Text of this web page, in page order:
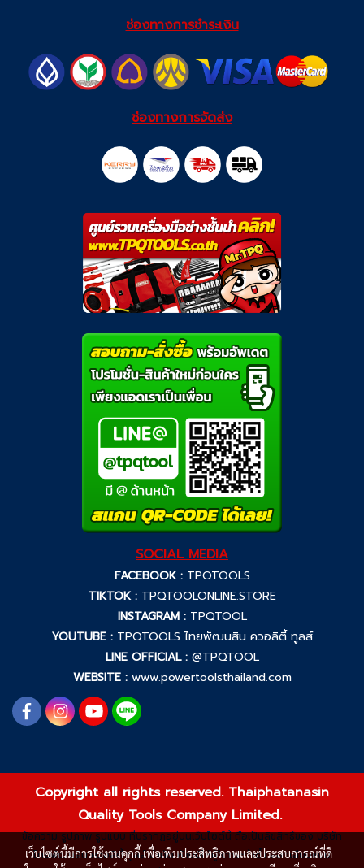
ช่องทางการชำระเงิน
ช่องทางการจัดส่ง
SOCIAL MEDIA
FACEBOOK : TPQTOOLS
TIKTOK : TPQTOOLONLINE.STORE
INSTAGRAM : TPQTOOL
YOUTUBE : TPQTOOLS ไทยพัฒนสิน ควอลิตี้ ทูลส์
LINE OFFICIAL : @TPQTOOL
WEBSITE : www.powertoolsthailand.com
Copyright all rights reserved. Thaiphatanasin
Quality Tools Company Limited.
ข้อความ รูปภาพ รูปแบบ ที่ปรากฏอยู่บนเว็บไซต์นี้ ถือเป็นลิขสิทธิ์ของ บริษัท
ไทยพัฒนสิน ควอลิตี้ ทูลส์ จำกัด ห้ามมิให้ผู้ใดกระทำซ้ำ ลอกเลียนแบบ
เว็บไซต์นี้มีการใช้งานคุกกี้ เพื่อเพิ่มประสิทธิภาพและประสบการณ์ที่ดี